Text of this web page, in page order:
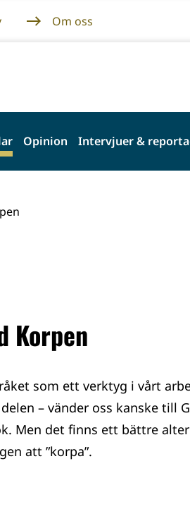
Om oss
Opinion Intervjuer &
Korpen
som ett verktyg i vårt
– vänder oss kanske till
Men det finns ett bättre
att ”korpa”.